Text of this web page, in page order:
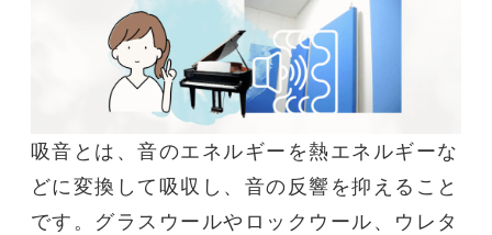
吸音 とは、音のエネルギーを熱エネルギーな
どに変換して吸収し、音の反響を抑えること
です。グラスウールやロックウール、ウレタ